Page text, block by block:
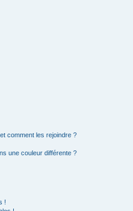
comment les rejoindre ?
une couleur différente ?
!